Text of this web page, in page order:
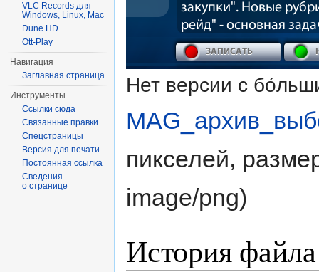
Нет версии с
пикселей,
image/png)
История файла
VLC Records для
Windows, Linux, Mac
Dune HD
Ott-Play
Навигация
Заглавная страница
Инструменты
Ссылки сюда
Связанные правки
Спецстраницы
Версия для печати
Постоянная ссылка
Сведения
о странице